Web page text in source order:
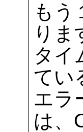
もう
りま
タイ
てい
エラ
は、